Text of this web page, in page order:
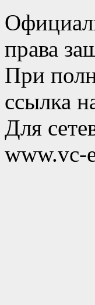
права
При
ссылка
Для
www.vc-